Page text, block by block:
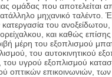
ομάδας που αποτελείται
κατάλληλο μηχανικό
του ανοξείδωτου,
και καθώς
μέρη του εξοπλισμού
του αυτοκινητικού
υγρού εξοπλισμού
οπτικών επικοινωνιών,